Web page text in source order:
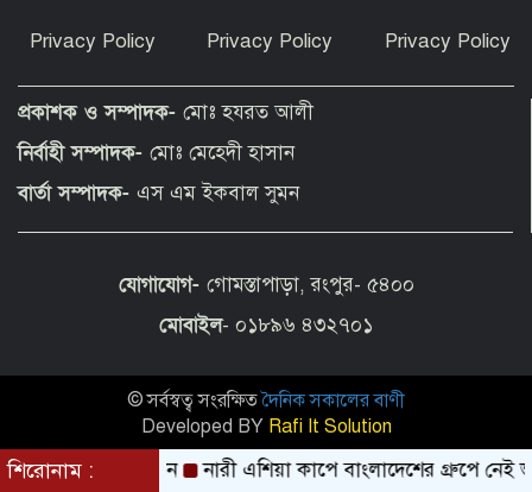
তারাগঞ্জে পানিতে ডুবে দুই শিশুর মৃত্যু
ইসলামী আন্দোলন বাংলাদেশ রংপুর জেলা
কমিটির শপথ গ্রহণ
সাড়া ফেলেছে তথ্যভিত্তিজ ডিজিটাল প্লাটফর্ম
‘রংপুর ডায়েরি’
Privacy Policy Privacy Policy Privacy Policy
প্রকাশক ও সম্পাদক- মোঃ হযরত আলী
নির্বাহী সম্পাদক- মোঃ মেহেদী হাসান
বার্তা সম্পাদক- এস এম ইকবাল সুমন
যোগাযোগ- গোমস্তাপাড়া, রংপুর- ৫৪০০
মোবাইল- ০১৮৯৬ ৪৩২৭০১
শিরোনাম :আল হাসান নারী এশিয়া কাপে বাংলাদেশের গ্রুপে নেই ভারত-
© সর্বস্বত্ব সংরক্ষিতদৈনিক সকালের বাণী
Developed BY Rafi It Solution